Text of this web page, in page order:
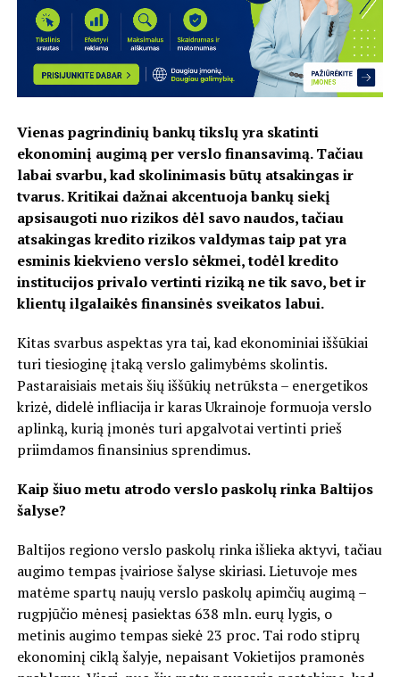
Vienas pagrindinių bankų tikslų yra skatinti
ekonominį augimą per verslo finansavimą. Tačiau
labai svarbu, kad skolinimasis būtų atsakingas ir
tvarus. Kritikai dažnai akcentuoja bankų siekį
apsisaugoti nuo rizikos dėl savo naudos, tačiau
atsakingas kredito rizikos valdymas taip pat yra
esminis kiekvieno verslo sėkmei, todėl kredito
institucijos privalo vertinti riziką ne tik savo, bet ir
klientų ilgalaikės finansinės sveikatos labui.
Kitas svarbus aspektas yra tai, kad ekonominiai iššūkiai
turi tiesioginę įtaką verslo galimybėms skolintis.
Pastaraisiais metais šių iššūkių netrūksta – energetikos
krizė, didelė infliacija ir karas Ukrainoje formuoja verslo
aplinką, kurią įmonės turi apgalvotai vertinti prieš
priimdamos finansinius sprendimus.
Kaip šiuo metu atrodo verslo paskolų rinka Baltijos
šalyse?
Baltijos regiono verslo paskolų rinka išlieka aktyvi, tačiau
augimo tempas įvairiose šalyse skiriasi. Lietuvoje mes
matėme spartų naujų verslo paskolų apimčių augimą –
rugpjūčio mėnesį pasiektas 638 mln. eurų lygis, o
metinis augimo tempas siekė 23 proc. Tai rodo stiprų
ekonominį ciklą šalyje, nepaisant Vokietijos pramonės